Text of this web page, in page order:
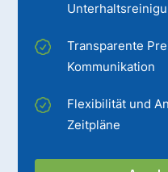
Transparente
Kommunikation
Flexibilität und
Zeitpläne